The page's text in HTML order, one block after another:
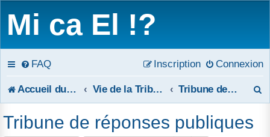
Mi ca El !?
FAQ Connexion
Inscription
Accueil du forum Vie de la Tribune Tribune de réponses publiques
Tribune de réponses publiques